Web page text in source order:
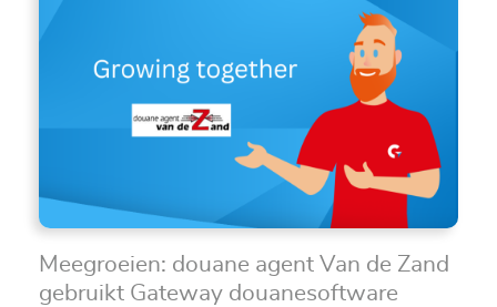
Meegroeien: douane agent Van de Zand
gebruikt Gateway douanesoftware